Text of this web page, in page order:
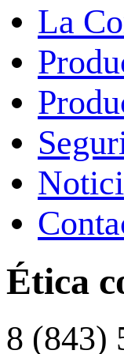
La
Ética
8 (843)